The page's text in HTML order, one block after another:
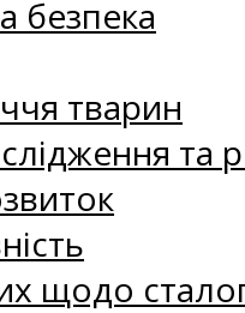
безпека
тварин
та
щодо